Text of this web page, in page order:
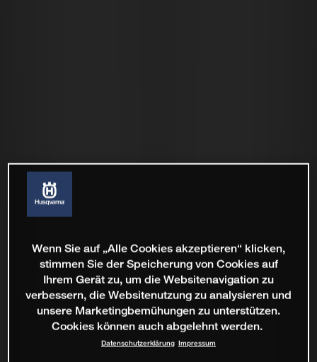
Wenn Sie auf „Alle Cookies akzeptieren“ klicken,
stimmen Sie der Speicherung von Cookies auf
Ihrem Gerät zu, um die Websitenavigation zu
verbessern, die Websitenutzung zu analysieren und
unsere Marketingbemühungen zu unterstützen.
Cookies können auch abgelehnt werden.
Datenschutzerklärung Impressum